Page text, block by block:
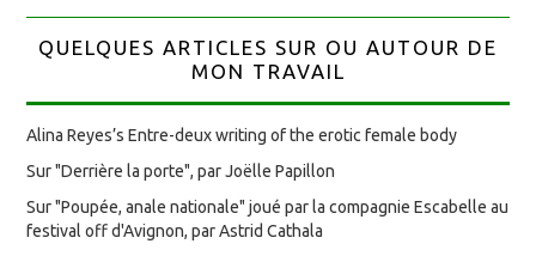
QUELQUES ARTICLES SUR OU AUTOUR DE
MON TRAVAIL
Alina Reyes’s Entre-deux writing of the erotic female body
Sur "Derrière la porte", par Joëlle Papillon
Sur "Poupée, anale nationale" joué par la compagnie Escabelle au
festival off d'Avignon, par Astrid Cathala